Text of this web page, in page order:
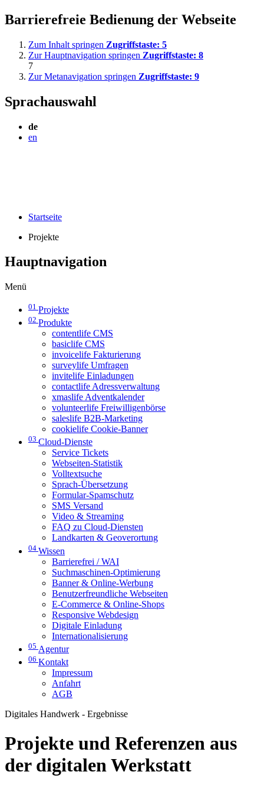
Barrierefreie Bedienung der Webseite
Zum Inhalt springen Zugriffstaste: 5
Zur Hauptnavigation springen Zugriffstaste: 8
7
Zur Metanavigation springen Zugriffstaste: 9
Sprachauswahl
de
en
Startseite
Projekte
Hauptnavigation
Menü
01 Projekte
02 Produkte
contentlife CMS
basiclife CMS
invoicelife Fakturierung
surveylife Umfragen
invitelife Einladungen
contactlife Adressverwaltung
xmaslife Adventkalender
volunteerlife Freiwilligenbörse
saleslife B2B-Marketing
cookielife Cookie-Banner
03 Cloud-Dienste
Service Tickets
Webseiten-Statistik
Volltextsuche
Sprach-Übersetzung
Formular-Spamschutz
SMS Versand
Video & Streaming
FAQ zu Cloud-Diensten
Landkarten & Geoverortung
04 Wissen
Barrierefrei / WAI
Suchmaschinen-Optimierung
Banner & Online-Werbung
Benutzerfreundliche Webseiten
E-Commerce & Online-Shops
Responsive Webdesign
Digitale Einladung
Internationalisierung
05 Agentur
06 Kontakt
Impressum
Anfahrt
AGB
Digitales Handwerk - Ergebnisse
Projekte und Referenzen aus
der digitalen Werkstatt